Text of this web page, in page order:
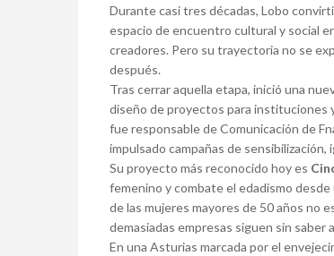
Durante casi tres décadas, Lobo
espacio de encuentro cultural y social
creadores. Pero su trayectoria no se
después.
Tras cerrar aquella etapa, inició una
diseño de proyectos para instituciones
fue responsable de Comunicación de
impulsado campañas de
Su proyecto más reconocido hoy es
femenino y combate el edadismo
de las mujeres mayores de 50 años no
demasiadas empresas siguen sin saber
En una Asturias marcada por el